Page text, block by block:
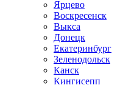
Ярцево
Воскресенск
Выкса
Донецк
Екатеринбург
Зеленодольск
Канск
Кингисепп